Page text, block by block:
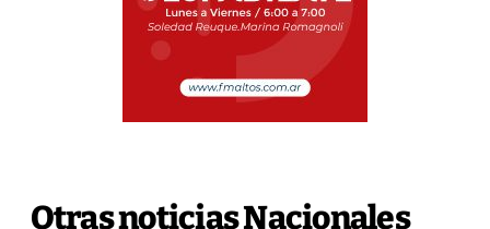
Otras noticias Nacionales